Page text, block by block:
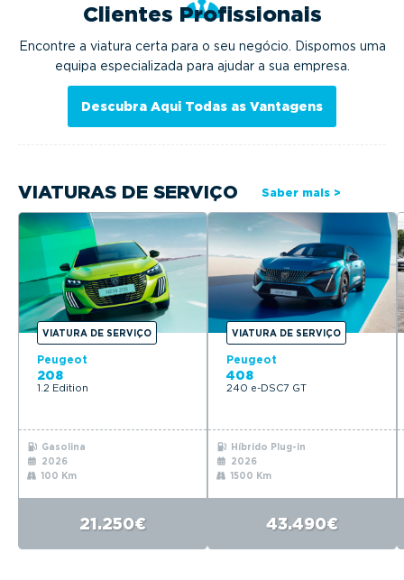
Clientes Profissionais
Encontre a viatura certa para o seu negócio. Dispomos uma
equipa especializada para ajudar a sua empresa.
Descubra Aqui Todas as Vantagens
VIATURAS DE SERVIÇO Saber mais >
VIATURA DE SERVIÇO
Peugeot
208
1.2 Edition
Gasolina
2026
100 Km
21.250€
VIATURA DE SERVIÇO
Peugeot
408
240 e-DSC7 GT
Híbrido Plug-in
2026
1500 Km
43.490€